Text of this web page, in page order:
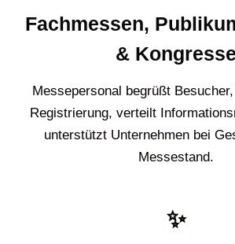
Fachmessen,
& Kongresse
Messepersonal begrüßt
Registrierung, verteilt
unterstützt Unternehmen bei
Messestand.
✨